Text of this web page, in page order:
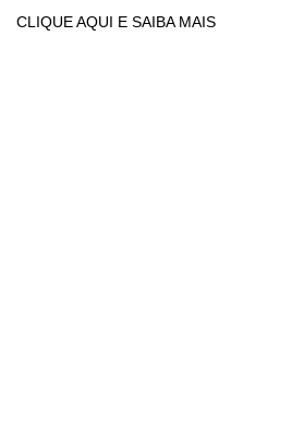
CLIQUE AQUI E SAIBA MAIS